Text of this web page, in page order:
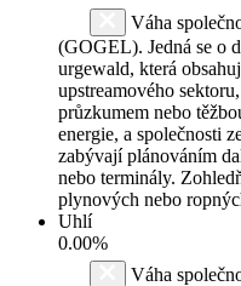
Váha
(GOGEL). Jedná se o
urgewald, která
upstreamového
průzkumem nebo
energie, a společnosti
zabývají plánováním
nebo terminály.
plynových nebo
Uhlí
0.00%
Váha